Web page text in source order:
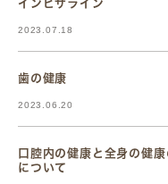
インビザライン
2023.07.18
歯の健康
2023.06.20
口腔内の健康と全身の健
について